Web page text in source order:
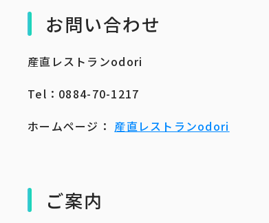
お問い合わせ
産直レストランodori
Tel：0884-70-1217
ホームページ： 産直レストランodori
ご案内